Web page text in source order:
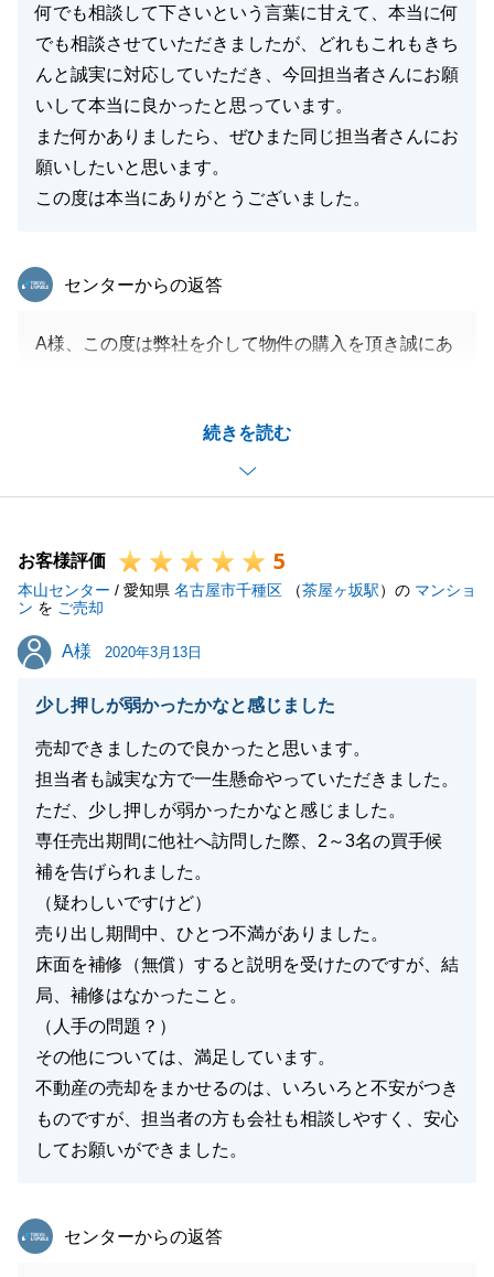
何でも相談して下さいという言葉に甘えて、本当に何
でも相談させていただきましたが、どれもこれもきち
んと誠実に対応していただき、今回担当者さんにお願
いして本当に良かったと思っています。
また何かありましたら、ぜひまた同じ担当者さんにお
願いしたいと思います。
この度は本当にありがとうございました。
続きを読む
東急リバブル
センターからの返答
A様、この度は弊社を介して物件の購入を頂き誠にあ
イムリーに売買に必要なお手続きを取って頂けたから
金融機関への対応、司法書士の先生との連絡等、いつ
した。
また何かご不明な点があった際は、ご連絡を頂ければ
直ぐに対応させて頂きます。
今後とも、不動産に関するお悩みがございましたら、
弊社をご愛顧のほど宜しくお願いいたします。
閉じる
お客様評価 5
本山センター / 愛知県 名古屋市千種区 （茶屋ヶ坂駅）の マンショ
ン を ご売却
A様
A様 2020年3月13日
少し押しが弱かったかなと感じました
売却できましたので良かったと思います。
担当者も誠実な方で一生懸命やっていただきました。
ただ、少し押しが弱かったかなと感じました。
専任売出期間に他社へ訪問した際、2～3名の買手候
補を告げられました。
（疑わしいですけど）
売り出し期間中、ひとつ不満がありました。
床面を補修（無償）すると説明を受けたのですが、結
局、補修はなかったこと。
（人手の問題？）
その他については、満足しています。
不動産の売却をまかせるのは、いろいろと不安がつき
ものですが、担当者の方も会社も相談しやすく、安心
してお願いができました。
東急リバブル
センターからの返答